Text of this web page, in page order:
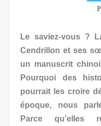
Le saviez-vous ?
Cendrillon et ses
un manuscrit
Pourquoi des
pourrait les croire
époque, nous
Parce qu’elles